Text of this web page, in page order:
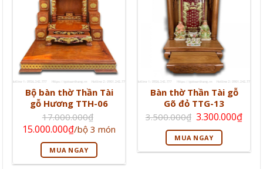
Bộ bàn thờ Thần Tài
gỗ Hương TTH-06
17.000.000₫
Giá
gốc
17.000.000₫.
15.000.000₫Giá
hiện
tại
là:
15.000.000₫.
/bộ 3 món
MUA NGAY
Bàn thờ Thần Tài gỗ
Gõ đỏ TTG-13
3.500.000₫ Giá
gốc
là:
3.500.000₫.
3.300.000₫Giá
MUA NGAY